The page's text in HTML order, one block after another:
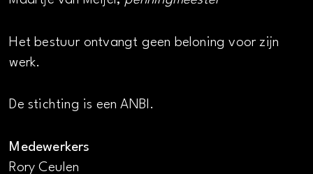
Het bestuur ontvangt geen beloning voor zijn
werk.
De stichting is een ANBI.
Medewerkers
Rory Ceulen